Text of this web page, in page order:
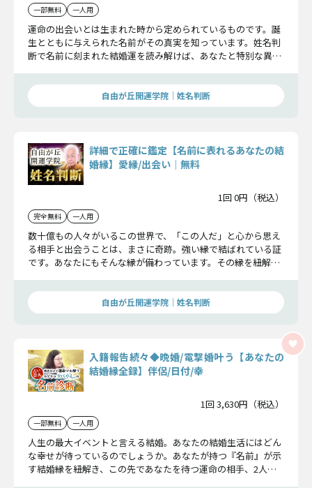
一部無料 一人用
運命の出会いとは生まれた時から定められているものです。誕
生とともに与えられた名前がその真実を知っています。姓名判
断で名前に刻まれた結婚運を読み解けば、あなたと特別な異性
自由が丘開運学院│姓名判断
詳細で正確に鑑定【名前に表れるあなたの結
婚縁】愛縁/出会い│無料
1回 0円（税込）
完全無料 一人用
数十億もの人々がいるこの世界で、「この人だ」と心から思え
る相手と出会うことは、まさに奇跡。強い縁で結ばれている証
です。あなたにもそんな縁が備わっています。その縁を紐解け
自由が丘開運学院│姓名判断
入籍報告続々◆晩婚/電撃婚叶う【あなたの
結婚縁全録】伴侶/日付/幸
1回 3,630円（税込）
一部無料 一人用
人生の最大イベントと言える結婚。あなたの結婚生活にはどん
な幸せが待っているのでしょうか。あなたが持つ『名前』が示
す結婚縁を紐解き、この先であなたを待つ運命の相手、2人は